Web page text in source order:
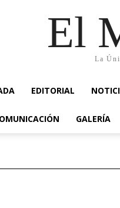
El
La
EDITORIAL
GALERÍA